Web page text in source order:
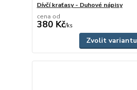
Dívčí kraťasy - Duhové nápisy
cena od
380 Kč/ks
Zvolit variantu